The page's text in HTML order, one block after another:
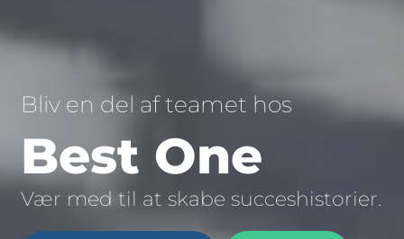
Bliv en del af teamet hos
Best One
Vær med til at skabe succeshistorier.